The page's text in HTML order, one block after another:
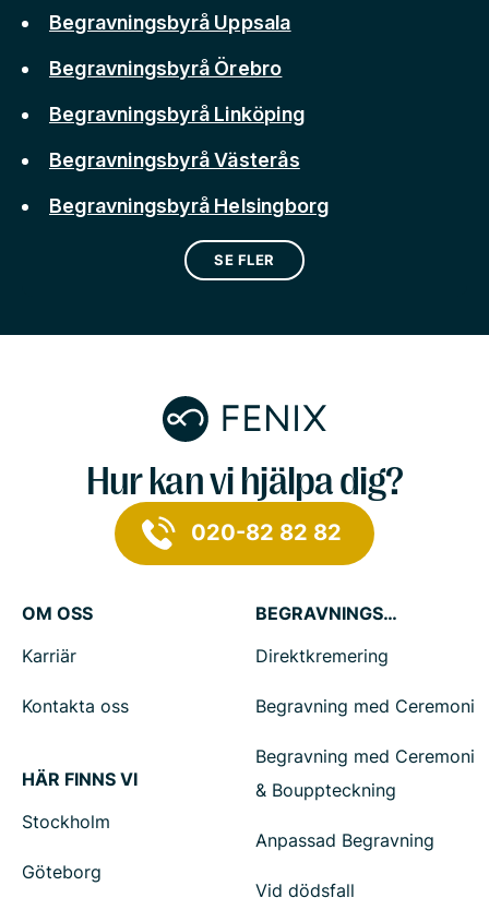
Begravningsbyrå Uppsala
Begravningsbyrå Örebro
Begravningsbyrå Linköping
Begravningsbyrå Västerås
Begravningsbyrå Helsingborg
SE FLER
Hur kan vi hjälpa dig?
020-82 82 82
OM OSS
Karriär
Kontakta oss
HÄR FINNS VI
Stockholm
Göteborg
BEGRAVNINGSTJÄNSTER
Direktkremering
Begravning med Ceremoni
Begravning med Ceremoni
& Bouppteckning
Anpassad Begravning
Vid dödsfall